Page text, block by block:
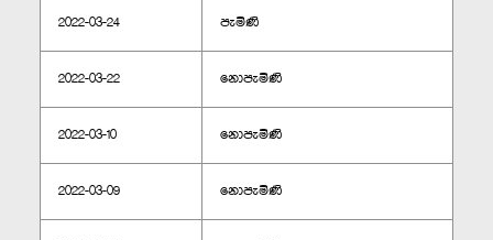
2022-03-24 පැමිණි
2022-03-22 නොපැමිණි
2022-03-10 නොපැමිණි
2022-03-09 නොපැමිණි